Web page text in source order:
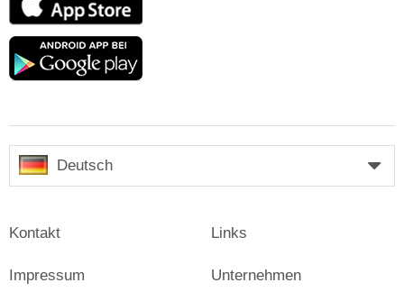
Store
Google
Deutsch
Kontakt
Impressum
Links
Unternehmen